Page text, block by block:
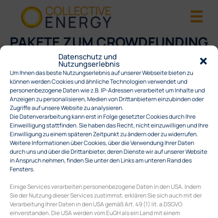
Datenschutz und
Nutzungserlebnis
Um Ihnen das beste Nutzungserlebnis auf unserer Webseite bieten zu
können werden Cookies und ähnliche Technologien verwendet und
personenbezogene Daten wie z.B. IP-Adressen verarbeitet um Inhalte und
Anzeigen zu personalisieren, Medien von Drittanbietern einzubinden oder
Zugriffe auf unsere Website zu analysieren.
Die Datenverarbeitung kann erst in Folge gesetzter Cookies durch Ihre
Einweilligung stattfinden. Sie haben das Recht, nicht einzuwilligen und Ihre
Einwilligung zu einem späteren Zeitpunkt zu ändern oder zu widerrufen.
Weitere Informationen über Cookies, über die Verwendung Ihrer Daten
durch uns und über die Drittanbieter, deren Dienste wir auf unserer Website
in Anspruch nehmen, finden Sie unter den Links am unteren Rand des
Fensters.
Einige Services verarbeiten personenbezogene Daten in den USA. Indem
Sie der Nutzung dieser Services zustimmst, erklären Sie sich auch mit der
Verarbeitung Ihrer Daten in den USA gemäß Art. 49 (1) lit. a DSGVO
einverstanden. Die USA werden vom EuGH als ein Land mit einem
PAKETE ZUM CROWDFUNDING
SOLARGEMÜSE
Menge im Textfeld einstellen, Wunschpaket(e) mit „In den
Warenkorb“ auswählen und mit „Warenkorb anzeigen“ zum
nächsten Schritt gehen.
Es wurden keine Produkte gefunden, die Ihrer
Auswahl entsprechen.
COLLECTIVE ENERGY GMBH
Burggasse 117/10
A-1070 Wien
Eoffice@collective-energy.at